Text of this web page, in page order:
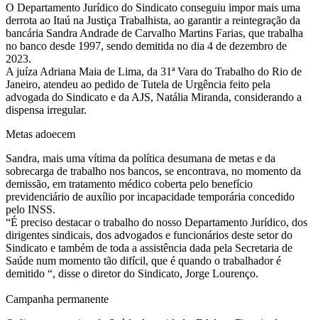
O Departamento Jurídico do Sindicato conseguiu impor mais uma
derrota ao Itaú na Justiça Trabalhista, ao garantir a reintegração da
bancária Sandra Andrade de Carvalho Martins Farias, que trabalha
no banco desde 1997, sendo demitida no dia 4 de dezembro de
2023.
A juíza Adriana Maia de Lima, da 31ª Vara do Trabalho do Rio de
Janeiro, atendeu ao pedido de Tutela de Urgência feito pela
advogada do Sindicato e da AJS, Natália Miranda, considerando a
dispensa irregular.
Metas adoecem
Sandra, mais uma vítima da política desumana de metas e da
sobrecarga de trabalho nos bancos, se encontrava, no momento da
demissão, em tratamento médico coberta pelo benefício
previdenciário de auxílio por incapacidade temporária concedido
pelo INSS.
“É preciso destacar o trabalho do nosso Departamento Jurídico, dos
dirigentes sindicais, dos advogados e funcionários deste setor do
Sindicato e também de toda a assistência dada pela Secretaria de
Saúde num momento tão difícil, que é quando o trabalhador é
demitido “, disse o diretor do Sindicato, Jorge Lourenço.
Campanha permanente